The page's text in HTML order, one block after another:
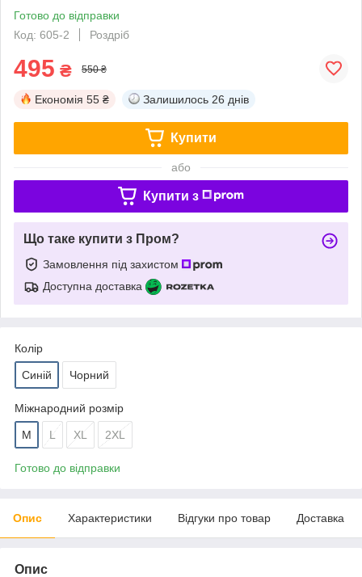
Готово до відправки
Код: 605-2
Роздріб
495 ₴ 550 ₴
Економія 55 ₴ Залишилось 26 днів
Купити
або
Купити з
Що таке купити з Пром?
Замовлення під захистом
Доступна доставка
Колір
Синій Чорний
Міжнародний розмір
M L XL 2XL
Готово до відправки
Опис Характеристики Відгуки про товар Доставка
Опис